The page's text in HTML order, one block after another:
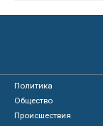
Политика
Общество
Происшествия